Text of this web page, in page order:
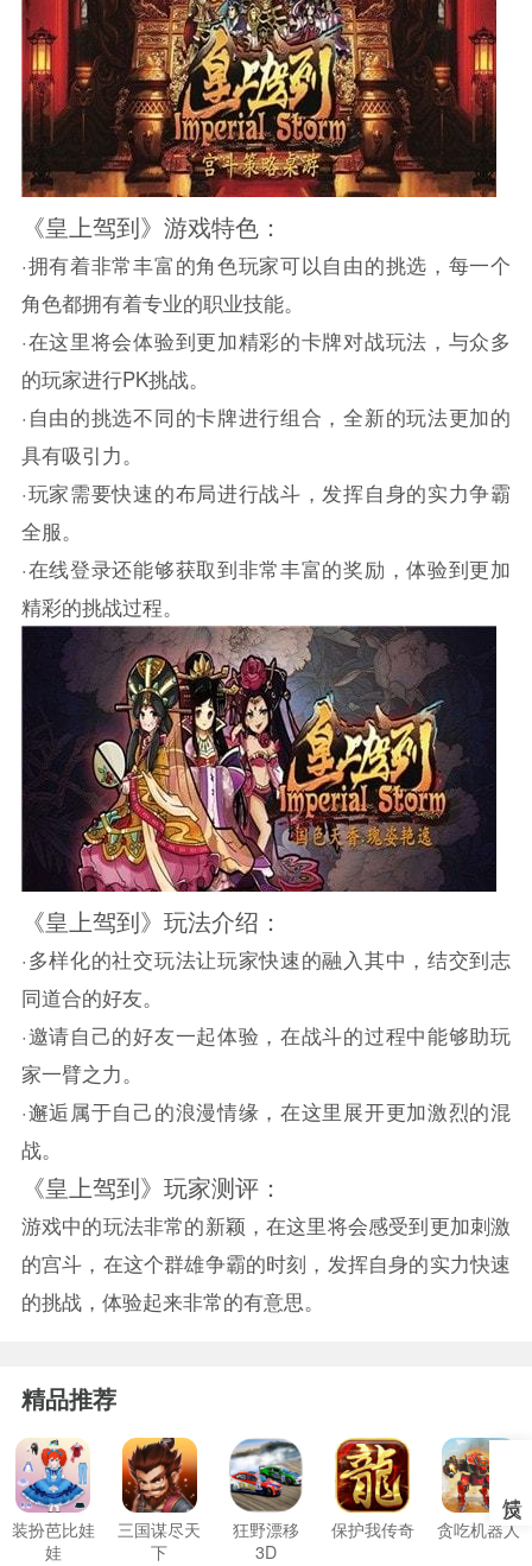
《皇上驾到》游戏特色：
·拥有着非常丰富的角色玩家可以自由的挑选，每一个
角色都拥有着专业的职业技能。
·在这里将会体验到更加精彩的卡牌对战玩法，与众多
的玩家进行PK挑战。
·自由的挑选不同的卡牌进行组合，全新的玩法更加的
具有吸引力。
·玩家需要快速的布局进行战斗，发挥自身的实力争霸
全服。
·在线登录还能够获取到非常丰富的奖励，体验到更加
精彩的挑战过程。
《皇上驾到》玩法介绍：
·多样化的社交玩法让玩家快速的融入其中，结交到志
同道合的好友。
·邀请自己的好友一起体验，在战斗的过程中能够助玩
家一臂之力。
·邂逅属于自己的浪漫情缘，在这里展开更加激烈的混
战。
《皇上驾到》玩家测评：
游戏中的玩法非常的新颖，在这里将会感受到更加刺激
的宫斗，在这个群雄争霸的时刻，发挥自身的实力快速
的挑战，体验起来非常的有意思。
精品推荐
装扮芭比娃
娃
三国谋尽天
下
狂野漂移
3D
保护我传奇 贪吃机器人